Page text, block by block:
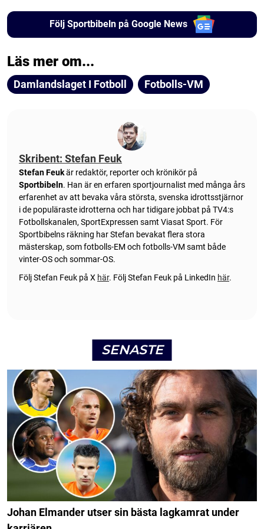
Följ Sportbibeln på Google News
Läs mer om...
Damlandslaget I Fotboll Fotbolls-VM
Skribent: Stefan Feuk
Stefan Feukär redaktör, reporter och krönikör på
Sportbibeln. Han är en erfaren sportjournalist med många års
erfarenhet av att bevaka våra största, svenska idrottsstjärnor
i de populäraste idrotterna och har tidigare jobbat på TV4:s
Fotbollskanalen, SportExpressen samt Viasat Sport. För
Sportbibelns räkning har Stefan bevakat flera stora
mästerskap, som fotbolls-EM och fotbolls-VM samt både
vinter-OS och sommar-OS.
Följ Stefan Feuk på X här. Följ Stefan Feuk på LinkedIn här.
SENASTE
Johan Elmander utser sin bästa lagkamrat under